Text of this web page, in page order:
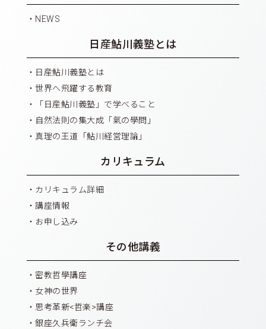
NEWS
日産鮎川義塾とは
日産鮎川義塾とは
世界へ飛躍する教育
「日産鮎川義塾」で学べること
自然法則の集大成「氣の學問」
真理の王道「鮎川経営理論」
カリキュラム
カリキュラム詳細
講座情報
お申し込み
その他講義
密教哲學講座
女神の世界
思考革新<哲楽>講座
銀座久兵衛ランチ会